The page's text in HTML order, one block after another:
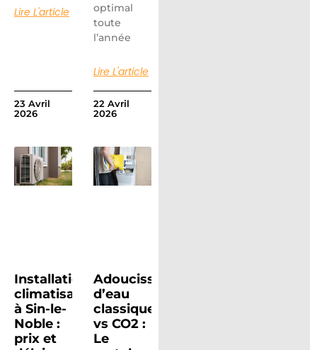
Lire L'article
23 Avril
2026
optimal
toute
l’année
Lire L'article
22 Avril
2026
Installation
climatisation
à Sin-le-
Noble :
prix et
Adoucisseur
d’eau
classique
vs CO2 :
Le